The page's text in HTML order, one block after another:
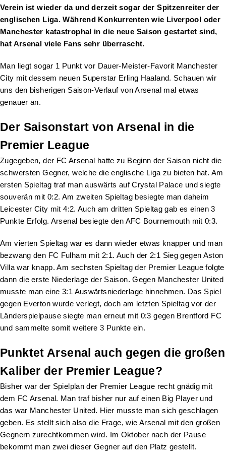
Verein ist wieder da und derzeit sogar der Spitzenreiter der
englischen Liga. Während Konkurrenten wie Liverpool oder
Manchester katastrophal in die neue Saison gestartet sind,
hat Arsenal viele Fans sehr überrascht.
Man liegt sogar 1 Punkt vor Dauer-Meister-Favorit Manchester
City mit dessem neuen Superstar Erling Haaland. Schauen wir
uns den bisherigen Saison-Verlauf von Arsenal mal etwas
genauer an.
Der Saisonstart von Arsenal in die
Premier League
Zugegeben, der FC Arsenal hatte zu Beginn der Saison nicht die
schwersten Gegner, welche die englische Liga zu bieten hat. Am
ersten Spieltag traf man auswärts auf Crystal Palace und siegte
souverän mit 0:2. Am zweiten Spieltag besiegte man daheim
Leicester City mit 4:2. Auch am dritten Spieltag gab es einen 3
Punkte Erfolg. Arsenal besiegte den AFC Bournemouth mit 0:3.
Am vierten Spieltag war es dann wieder etwas knapper und man
bezwang den FC Fulham mit 2:1. Auch der 2:1 Sieg gegen Aston
Villa war knapp. Am sechsten Spieltag der Premier League folgte
dann die erste Niederlage der Saison. Gegen Manchester United
musste man eine 3:1 Auswärtsniederlage hinnehmen. Das Spiel
gegen Everton wurde verlegt, doch am letzten Spieltag vor der
Länderspielpause siegte man erneut mit 0:3 gegen Brentford FC
und sammelte somit weitere 3 Punkte ein.
Punktet Arsenal auch gegen die großen
Kaliber der Premier League?
Bisher war der Spielplan der Premier League recht gnädig mit
dem FC Arsenal. Man traf bisher nur auf einen Big Player und
das war Manchester United. Hier musste man sich geschlagen
geben. Es stellt sich also die Frage, wie Arsenal mit den großen
Gegnern zurechtkommen wird. Im Oktober nach der Pause
bekommt man zwei dieser Gegner auf den Platz gestellt.